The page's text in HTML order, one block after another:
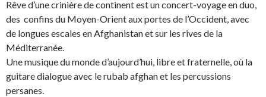
Rêve d’une crinière de continent est un concert-voyage en duo,
des confins du Moyen-Orient aux portes de l’Occident, avec
de longues escales en Afghanistan et sur les rives de la
Méditerranée.
Une musique du monde d’aujourd’hui, libre et fraternelle, où la
guitare dialogue avec le rubab afghan et les percussions
persanes.